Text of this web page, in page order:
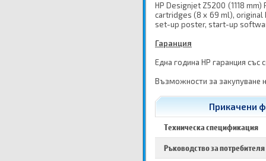
HP Designjet Z5200 (1118
cartridges (8 x 69 ml), original
set-up poster, start-up
Гаранция
Една година HP гаранция
Възможности за закупуване
Прикачени
Техническа спецификация
Ръководство за потребителя